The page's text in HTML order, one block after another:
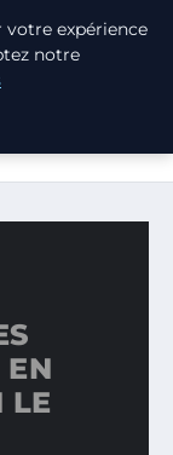
EN
LE
votre expérience
notre